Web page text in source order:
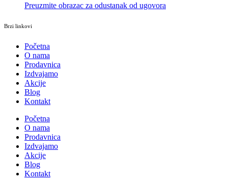
Preuzmite obrazac za odustanak od ugovora
Brzi linkovi
Početna
O nama
Prodavnica
Izdvajamo
Akcije
Blog
Kontakt
Početna
O nama
Prodavnica
Izdvajamo
Akcije
Blog
Kontakt